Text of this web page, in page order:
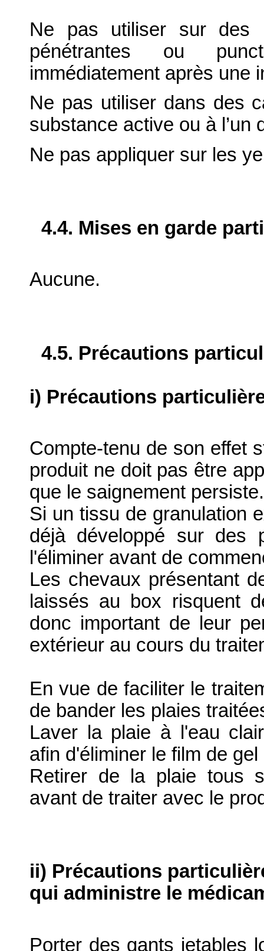
Ne pas utiliser sur des
pénétrantes ou
immédiatement après une
Ne pas utiliser dans des
substance active ou à l’un
Ne pas appliquer sur les
4.4. Mises en garde
Aucune.
4.5. Précautions
i) Précautions
Compte-tenu de son effet
produit ne doit pas être
que le saignement persiste.
Si un tissu de granulation
déjà développé sur des
l'éliminer avant de
Les chevaux présentant
laissés au box risquent
donc important de leur
extérieur au cours du
En vue de faciliter le
de bander les plaies
Laver la plaie à l'eau
afin d'éliminer le film de
Retirer de la plaie tous
avant de traiter avec le
ii) Précautions
qui administre le
Porter des gants jetables